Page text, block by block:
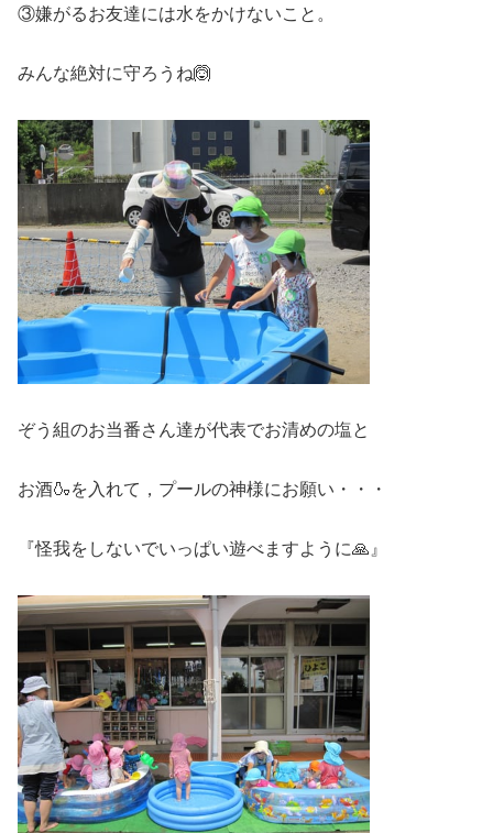
③嫌がるお友達には水をかけないこと。
みんな絶対に守ろうね🙆
ぞう組のお当番さん達が代表でお清めの塩と
お酒🍶を入れて，プールの神様にお願い・・・
『怪我をしないでいっぱい遊べますように🙏』